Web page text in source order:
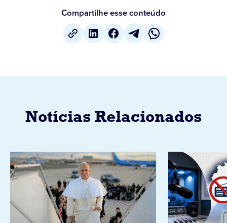
Compartilhe esse conteúdo
Notícias Relacionados